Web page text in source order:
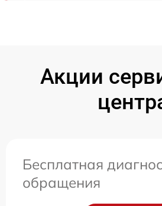
Акции
Бесплатная
обращения